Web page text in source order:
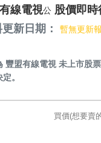
線電視公 股價即時
更新日期：暫無更新
豐盟有線電視 未上市股票
。
買價(想要賣